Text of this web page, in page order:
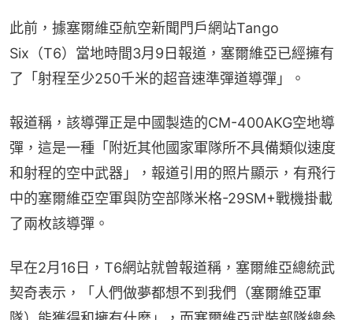
此前，據塞爾維亞航空新聞門戶網站Tango
Six（T6）當地時間3月9日報道，塞爾維亞已經擁有
了「射程至少250千米的超音速準彈道導彈」。
報道稱，該導彈正是中國製造的CM-400AKG空地導
彈，這是一種「附近其他國家軍隊所不具備類似速度
和射程的空中武器」，報道引用的照片顯示，有飛行
中的塞爾維亞空軍與防空部隊米格-29SM+戰機掛載
了兩枚該導彈。
早在2月16日，T6網站就曾報道稱，塞爾維亞總統武
契奇表示，「人們做夢都想不到我們（塞爾維亞軍